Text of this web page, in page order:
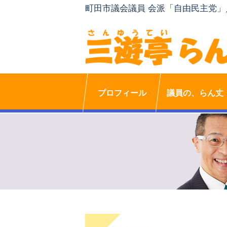
町田市議会議員 会派「自由民主党
プロフィール 議員の、らん丈